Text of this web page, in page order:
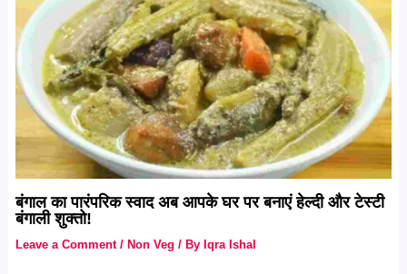
बंगाल का पारंपरिक स्वाद अब आपके घर पर बनाएं हेल्दी और टेस्टी
बंगाली शुक्तो!
Leave a Comment /Non Veg / ByIqra Ishal